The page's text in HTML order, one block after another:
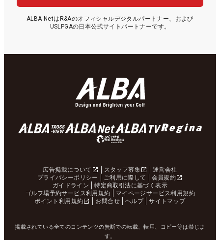
ALBA NetはR&Aのオフィシャルデジタルパートナー、および
USLPGAの日本公式サイトパートナーです。
広告掲載について スタッフ募集
運営会社
プライバシーポリシー
ご利用に際して
会員規約
ガイドライン
特定商取引法に基づく表示
ゴルフ場予約サービス利用規約
マイページサービス利用規約
ポイント利用規約
お問合せ ヘルプ サイトマップ
掲載されている全てのコンテンツの無断での転載、転用、コピー等は禁じま
す。